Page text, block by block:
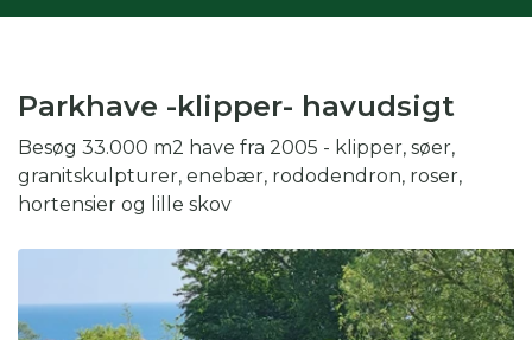
Parkhave -klipper- havudsigt
Besøg 33.000 m2 have fra 2005 - klipper, søer,
granitskulpturer, enebær, rododendron, roser,
hortensier og lille skov